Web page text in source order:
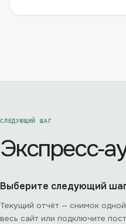
СЛЕДУЮЩИЙ ШАГ
Выберите следующий
Текущий отчёт — снимок
весь сайт или подключите